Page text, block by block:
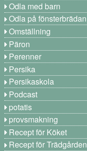
Odla med barn
Odla på fönsterbrädan
Omställning
Päron
Perenner
Persika
Persikaskola
Podcast
potatis
provsmakning
Recept för Köket
Recept för Trädgården